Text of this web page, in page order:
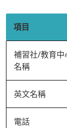
項目
補習社/教育中
名稱
英文名稱
電話